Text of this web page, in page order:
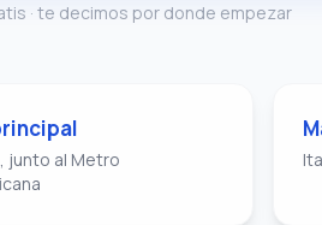
· te decimos por donde empezar
junto al Metro